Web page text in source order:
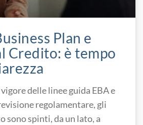
Plan e
Credito: è tempo
delle linee guida EBA e
regolamentare, gli
sono spinti, da un lato, a